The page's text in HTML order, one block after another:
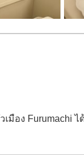
มือง Furumachi